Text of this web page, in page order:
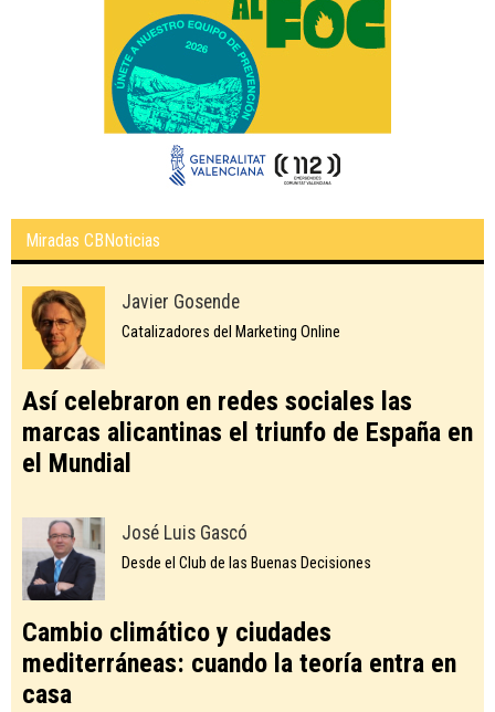
Miradas CBNoticias
Javier Gosende
Catalizadores del Marketing Online
Así celebraron en redes sociales las
marcas alicantinas el triunfo de España en
el Mundial
José Luis Gascó
Desde el Club de las Buenas Decisiones
Cambio climático y ciudades
mediterráneas: cuando la teoría entra en
casa